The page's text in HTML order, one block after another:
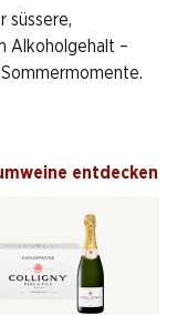
süssere,
Alkoholgehalt –
entdecken